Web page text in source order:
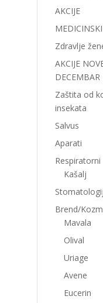
AKCIJE
Zdravlje
AKCIJE
DECEMBAR
Zaštita od
insekata
Salvus
Aparati
Kašalj
Brend/
Mavala
Olival
Uriage
Avene
Eucerin